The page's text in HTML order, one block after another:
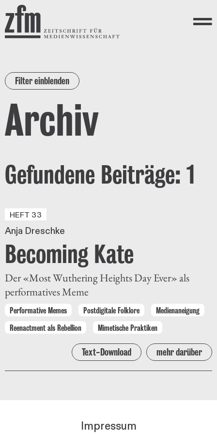
Direkt zum Inhalt
ZEITSCHRIFT FÜR
MEDIENWISSENSCHAFT
Menü
Filter einblenden
Archiv
Gefundene Beiträge: 1
HEFT 33
Anja Dreschke
Becoming Kate
Der «Most Wuthering Heights Day Ever» als
performatives Meme
Performative Memes Postdigitale Folklore
Medienaneigung
Reenactment als Rebellion
Mimetische Praktiken
Text-Download mehr darüber
Impressum